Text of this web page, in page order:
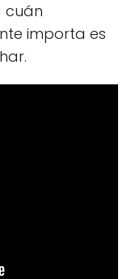
cuán
importa es